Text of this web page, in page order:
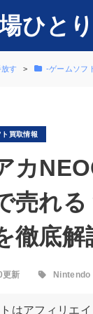
ひと
す -ゲームソフ
ト買取情報
カ
売れ
徹底解
更新
はアフィリエイ